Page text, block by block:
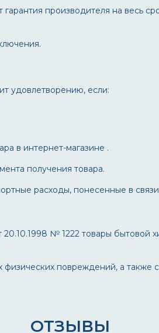
производителя на весь
удовлетворению, если:
в интернет-магазине .
получения товара.
расходы, понесенные в
№ 1222 товары бытовой
повреждений, а
ОТЗЫВЫ